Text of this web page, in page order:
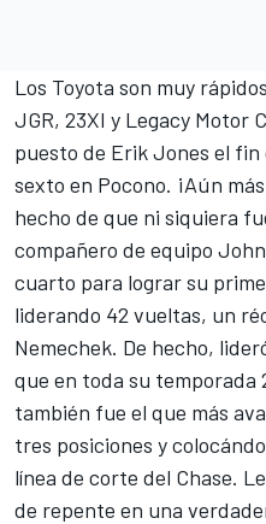
Los Toyota son muy
JGR, 23XI y Legacy Motor
puesto de Erik Jones el
sexto en Pocono. ¡Aún
hecho de que ni siquiera
compañero de equipo
cuarto para lograr su
liderando 42 vueltas, un
Nemechek. De hecho,
que en toda su temporada
también fue el que más
tres posiciones y
línea de corte del Chase.
de repente en una